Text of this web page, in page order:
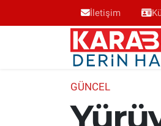
İletişim
GÜNCEL
Karabük Nöbetçi Eczaneler
Karabük Hava Durumu
Karabük Trafik Yoğunluk